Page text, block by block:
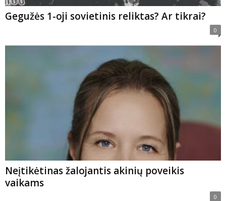
Gegužės 1-oji sovietinis reliktas? Ar tikrai?
0
Neįtikėtinas žalojantis akinių poveikis
vaikams
0